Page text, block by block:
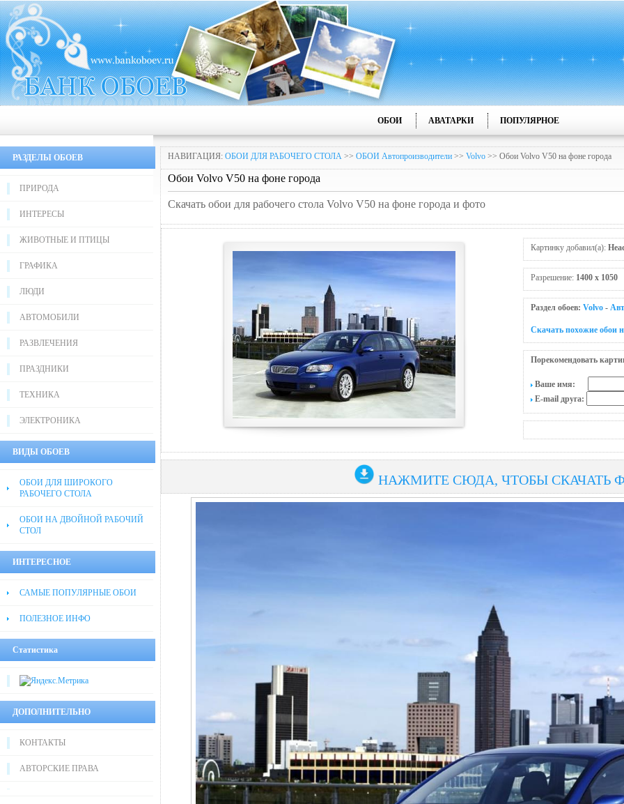
ОБОИ АВАТАРКИ ПОПУЛЯРНОЕ
РАЗДЕЛЫ ОБОЕВ
ПРИРОДА
ИНТЕРЕСЫ
ЖИВОТНЫЕ И ПТИЦЫ
ГРАФИКА
ЛЮДИ
АВТОМОБИЛИ
РАЗВЛЕЧЕНИЯ
ПРАЗДНИКИ
ТЕХНИКА
ЭЛЕКТРОНИКА
ВИДЫ ОБОЕВ
ОБОИ ДЛЯ ШИРОКОГО
РАБОЧЕГО СТОЛА
ОБОИ НА ДВОЙНОЙ РАБОЧИЙ
СТОЛ
ИНТЕРЕСНОЕ
САМЫЕ ПОПУЛЯРНЫЕ ОБОИ
ПОЛЕЗНОЕ ИНФО
Статистика
ДОПОЛНИТЕЛЬНО
КОНТАКТЫ
АВТОРСКИЕ ПРАВА
НАВИГАЦИЯ: ОБОИ ДЛЯ РАБОЧЕГО СТОЛА >> ОБОИ Автопроизводители >> Volvo >> Обои Volvo V50 на фоне города
Обои Volvo V50 на фоне города
Скачать обои для рабочего стола Volvo V50 на фоне города и фото
Картинку добавил(а):
Разрешение: 1400 x 1050
Раздел обоев: Volvo -
Скачать похожие обои
Порекомендовать
Ваше имя:
E-mail друга:
НАЖМИТЕ СЮДА, ЧТОБЫ СКАЧАТЬ